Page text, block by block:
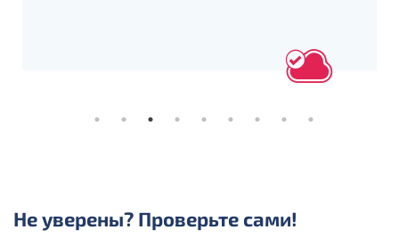
Не уверены? Проверьте сами!